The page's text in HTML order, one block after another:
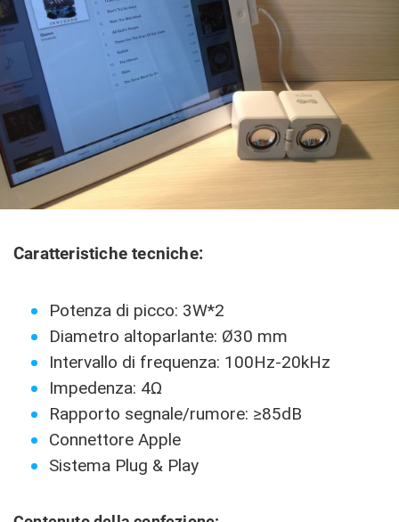
Caratteristiche tecniche:
Potenza di picco: 3W*2
Diametro altoparlante: Ø30 mm
Intervallo di frequenza: 100Hz-20kHz
Impedenza: 4Ω
Rapporto segnale/rumore: ≥85dB
Connettore Apple
Sistema Plug & Play